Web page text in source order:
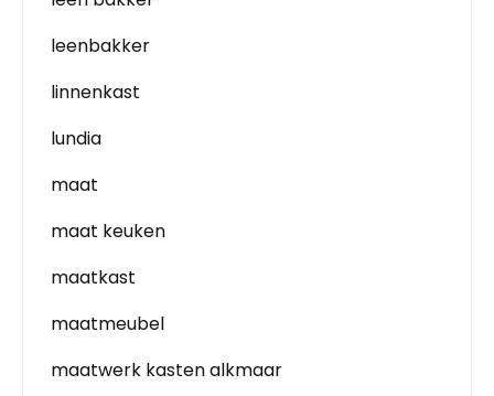
leenbakker
linnenkast
lundia
maat
maat keuken
maatkast
maatmeubel
maatwerk kasten alkmaar